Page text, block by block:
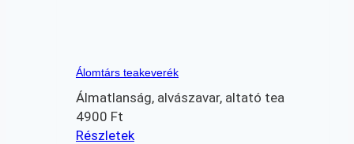
Álomtárs teakeverék
Álmatlanság, alvászavar, altató tea
4900 Ft
Részletek